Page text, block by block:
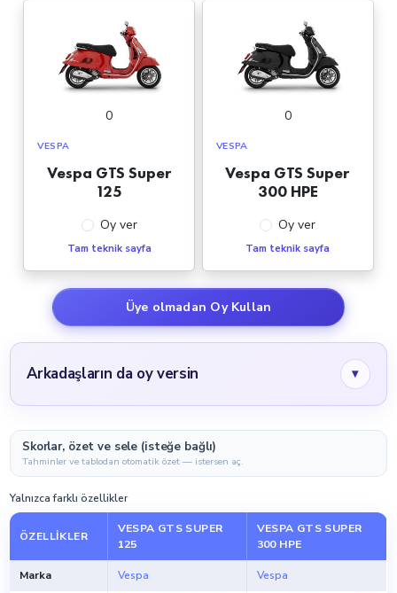
0
VESPA
Vespa GTS Super
125
Oy ver
Tam teknik sayfa
0
VESPA
Vespa GTS Super
300 HPE
Oy ver
Tam teknik sayfa
Üye olmadan Oy Kullan
Arkadaşların da oy versin ▾
Skorlar, özet ve sele (isteğe bağlı)
Tahminler ve tablodan otomatik özet — istersen aç.
Yalnızca farklı özellikler
ÖZELLIKLER
VESPA GTS SUPER
125
VESPA GTS SUPER
300 HPE
Marka Vespa Vespa